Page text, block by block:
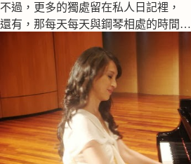
不過，更多的獨處留在私人日記裡，
還有，那每天每天與鋼琴相處的時間…